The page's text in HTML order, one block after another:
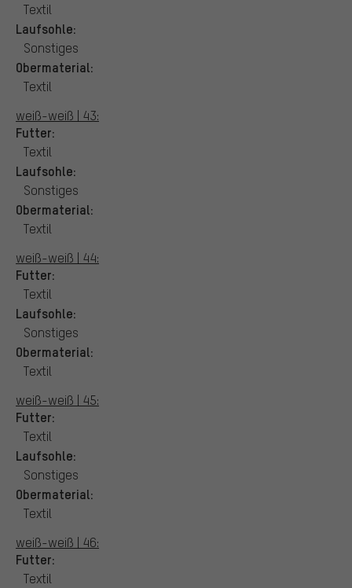
Textil
Laufsohle:
Sonstiges
Obermaterial:
Textil
weiß-weiß | 43:
Futter:
Textil
Laufsohle:
Sonstiges
Obermaterial:
Textil
weiß-weiß | 44:
Futter:
Textil
Laufsohle:
Sonstiges
Obermaterial:
Textil
weiß-weiß | 45:
Futter:
Textil
Laufsohle:
Sonstiges
Obermaterial:
Textil
weiß-weiß | 46:
Futter:
Textil